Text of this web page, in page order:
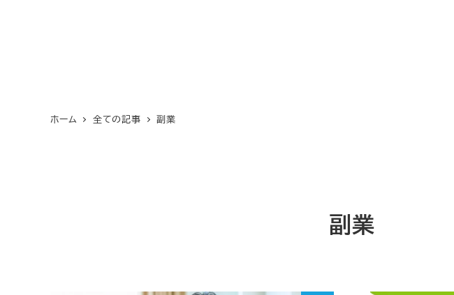
ホーム 全ての記事 副業
副業